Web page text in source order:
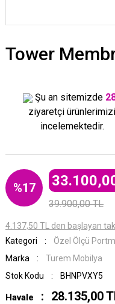
Tower
Şu an sitemizde
ziyaretçi ürünlerimizi
incelemektedir.
%17
39.900,00 TL
4.137,50 TL den başlayan
Kategori
Özel Ölçü
Marka
Turem Mobilya
Stok Kodu
BHNPVXY5
Havale 28.135,00